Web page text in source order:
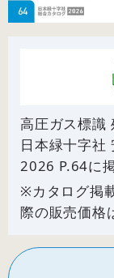
高圧ガス標識
日本緑十字社
2026 P.64に
※カタログ掲
際の販売価格